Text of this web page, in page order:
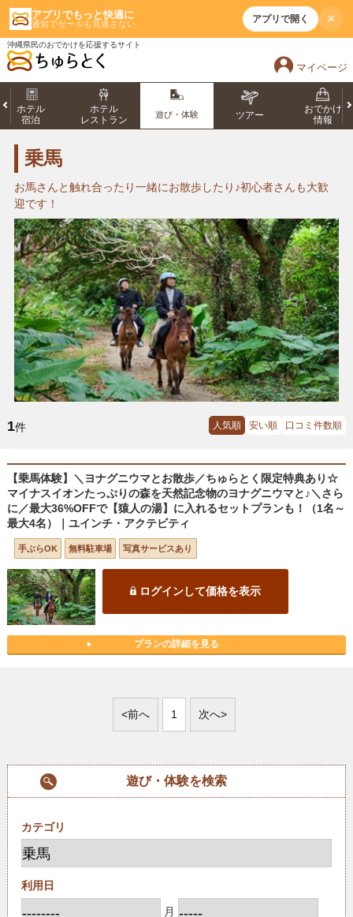
アプリでもっと快適に
通知でセールも見逃さない アプリで開く ×
沖縄県民のおでかけを応援するサイト
マイページ
ホテル
宿泊
ホテル
レストラン
遊び・体験 ツアー
おでかけ
情報
乗馬
お馬さんと触れ合ったり一緒にお散歩したり♪初心者さんも大歓
迎です！
1件 人気順 安い順 口コミ件数順
【乗馬体験】＼ヨナグニウマとお散歩／ちゅらとく限定特典あり☆
マイナスイオンたっぷりの森を天然記念物のヨナグニウマと♪＼さら
に／最大36%OFFで【猿人の湯】に入れるセットプランも！（1名～
最大4名）｜ユインチ・アクテビティ
手ぶらOK 無料駐車場 写真サービスあり
ログインして価格を表示
プランの詳細を見る
<前へ 1 次へ>
遊び・体験を検索
カテゴリ
利用日
月